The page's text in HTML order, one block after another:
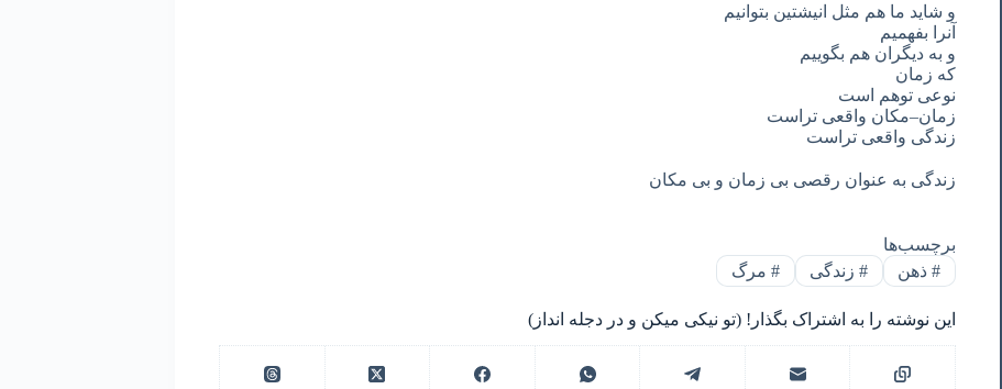
و شاید ما هم مثل انیشتین بتوانیم
آنرا
بفهمیم
و به دیگران هم بگوییم
که زمان
نوعی توهم
است
زمان–مکان واقعی تراست
زندگی واقعی تراست
زندگی به عنوان رقصی بی زمان و بی مکان
برچسب‌ها
#ذهن #زندگی #مرگ
این نوشته را به اشتراک بگذار! (تو نیکی میکن و در دجله انداز)